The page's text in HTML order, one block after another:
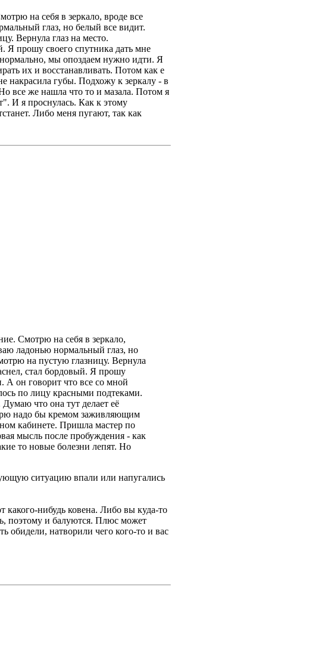
на себя в зеркало, вроде все
глаз, но белый все видит.
Вернула глаз на место.
Я прошу своего спутника дать мне
нормально, мы опоздаем нужно идти. Я
их и восстанавливать. Потом как е
накрасила губы. Подхожу к зеркалу - в
все же нашла что то и мазала. Потом я
И я проснулась. Как к этому
Либо меня пугают, так как
Смотрю на себя в зеркало,
ладонью нормальный глаз, но
на пустую глазницу. Вернула
стал бордовый. Я прошу
А он говорит что все со мной
по лицу красными подтеками.
что она тут делает её
надо бы кремом заживляющим
кабинете. Пришла мастер по
мысль после пробуждения - как
то новые болезни лепят. Но
ситуацию впали или напугались
нибудь ковена. Либо вы куда-то
поэтому и балуются. Плюс может
обидели, натворили чего кого-то и вас